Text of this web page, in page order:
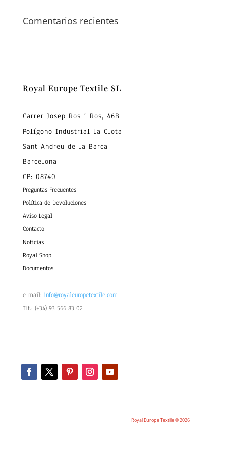
Comentarios recientes
Royal Europe Textile SL
Carrer Josep Ros i Ros, 46B
Polígono Industrial La Clota
Sant Andreu de la Barca
Barcelona
CP: 08740
Preguntas Frecuentes
Política de Devoluciones
Aviso Legal
Contacto
Noticias
Royal Shop
Documentos
e-mail: info@royaleuropetextile.com
Tlf.: (+34) 93 566 83 02
Royal Europe Textile © 2026